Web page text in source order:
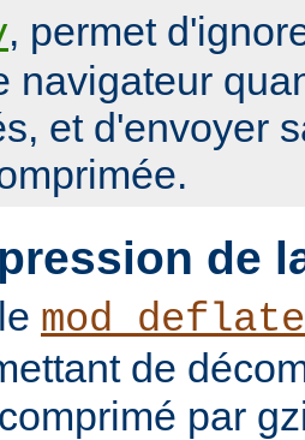
, permet
navigateur
et d'envoyer
de
mod_deflate
de
par